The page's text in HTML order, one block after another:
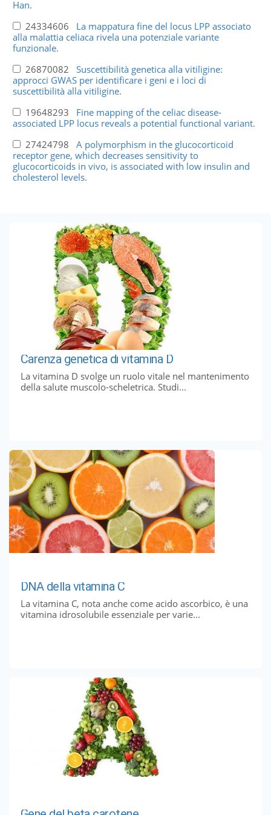
Han.
24334606 La mappatura fine del locus LPP associato
alla malattia celiaca rivela una potenziale variante
funzionale.
26870082 Suscettibilità genetica alla vitiligine:
approcci GWAS per identificare i geni e i loci di
suscettibilità alla vitiligine.
19648293 Fine mapping of the celiac disease-
associated LPP locus reveals a potential functional variant.
27424798 A polymorphism in the glucocorticoid
receptor gene, which decreases sensitivity to
glucocorticoids in vivo, is associated with low insulin and
cholesterol levels.
Carenza genetica di vitamina D
La vitamina D svolge un ruolo vitale nel mantenimento
della salute muscolo-scheletrica. Studi...
DNA della vitamina C
La vitamina C, nota anche come acido ascorbico, è una
vitamina idrosolubile essenziale per varie...